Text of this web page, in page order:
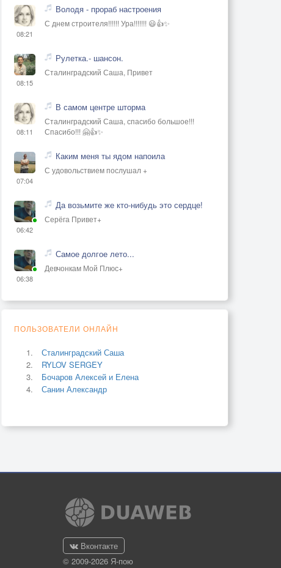
08:21
Володя - прораб настроения
С днем строителя!!!!!! Ура!!!!!!! 😃👍✨
08:15
Рулетка.- шансон.
Сталинградский Саша, Привет
08:11
В самом центре шторма
Сталинградский Саша, спасибо большое!!!
Спасибо!!! 🤗👍✨
07:04
Каким меня ты ядом напоила
С удовольствием послушал +
06:42
Да возьмите же кто-нибудь это сердце!
Серёга Привет+
06:38
Самое долгое лето...
Девчонкам Мой Плюс+
ПОЛЬЗОВАТЕЛИ ОНЛАЙН
Сталинградский Саша
RYLOV SERGEY
Бочаров Алексей и Елена
Санин Александр
Вконтакте
© 2009-2026 Я-пою